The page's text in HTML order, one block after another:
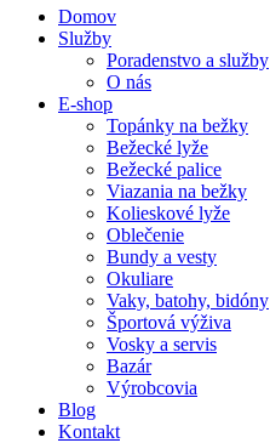
Domov
Služby
Poradenstvo a služby
O nás
E-shop
Topánky na bežky
Bežecké lyže
Bežecké palice
Viazania na bežky
Kolieskové lyže
Oblečenie
Bundy a vesty
Okuliare
Vaky, batohy, bidóny
Športová výživa
Vosky a servis
Bazár
Výrobcovia
Blog
Kontakt